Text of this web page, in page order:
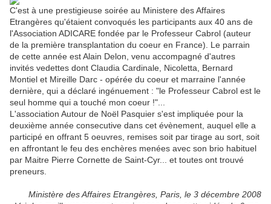
C'est à une prestigieuse soirée au Ministere des Affaires
Etrangères qu'étaient convoqués les participants aux 40 ans de
l'Association ADICARE fondée par le Professeur Cabrol (auteur
de la première transplantation du coeur en France). Le parrain
de cette année est Alain Delon, venu accompagné d'autres
invités vedettes dont Claudia Cardinale, Nicoletta, Bernard
Montiel et Mireille Darc - opérée du coeur et marraine l'année
dernière, qui a déclaré ingénuement : "le Professeur Cabrol est le
seul homme qui a touché mon coeur !"...
L'association Autour de Noël Pasquier s'est impliquée pour la
deuxième année consecutive dans cet évènement, auquel elle a
participé en offrant 5 oeuvres, remises soit par tirage au sort, soit
en affrontant le feu des enchères menées avec son brio habituel
par Maitre Pierre Cornette de Saint-Cyr... et toutes ont trouvé
preneurs.
Ministère des Affaires Etrangères, Paris, le 3 décembre 2008